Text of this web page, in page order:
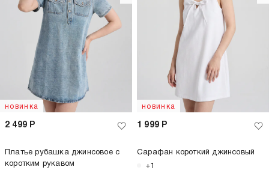
новинка
2 499 Р
Платье рубашка джинсовое с
коротким рукавом
новинка
1 999 Р
Сарафан короткий джинсовый
+1